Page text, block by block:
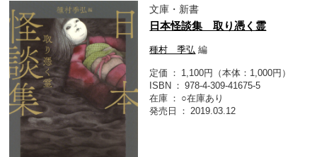
文庫・新書
日本怪談集 取り憑く霊
種村 季弘 編
定価
1,100円（本体：1,000円）
ISBN
978-4-309-41675-5
在庫
○在庫あり
発売日
2019.03.12